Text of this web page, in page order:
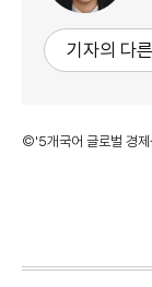
기자의 다
©'5개국어 글로벌 경제